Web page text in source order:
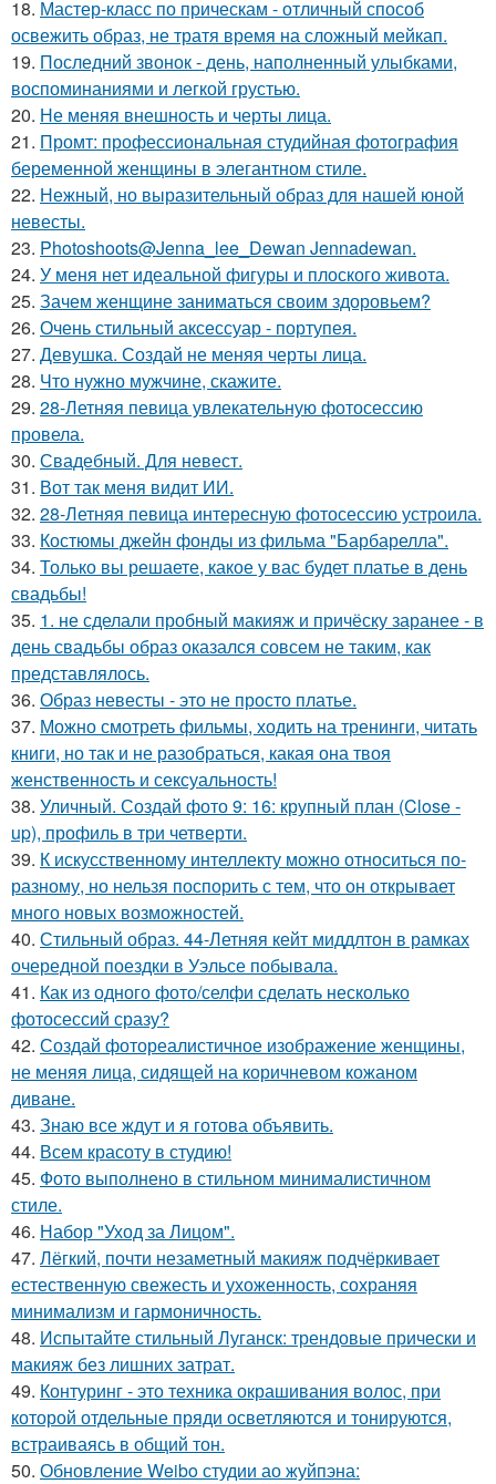
18. Мастер-класс по прическам - отличный способ
освежить образ, не тратя время на сложный мейкап.
19. Последний звонок - день, наполненный улыбками,
воспоминаниями и легкой грустью.
20. Не меняя внешность и черты лица.
21. Промт: профессиональная студийная фотография
беременной женщины в элегантном стиле.
22. Нежный, но выразительный образ для нашей юной
невесты.
23. Photoshoots@Jenna_lee_Dewan Jennadewan.
24. У меня нет идеальной фигуры и плоского живота.
25. Зачем женщине заниматься своим здоровьем?
26. Очень стильный аксессуар - портупея.
27. Девушка. Создай не меняя черты лица.
28. Что нужно мужчине, скажите.
29. 28-Летняя певица увлекательную фотосессию
провела.
30. Свадебный. Для невест.
31. Вот так меня видит ИИ.
32. 28-Летняя певица интересную фотосессию устроила.
33. Костюмы джейн фонды из фильма "Барбарелла".
34. Только вы решаете, какое у вас будет платье в день
свадьбы!
35. 1. не сделали пробный макияж и причёску заранее - в
день свадьбы образ оказался совсем не таким, как
представлялось.
36. Образ невесты - это не просто платье.
37. Можно смотреть фильмы, ходить на тренинги, читать
книги, но так и не разобраться, какая она твоя
женственность и сексуальность!
38. Уличный. Создай фото 9: 16: крупный план (Close -
up), профиль в три четверти.
39. К искусственному интеллекту можно относиться по-
разному, но нельзя поспорить с тем, что он открывает
много новых возможностей.
40. Стильный образ. 44-Летняя кейт миддлтон в рамках
очередной поездки в Уэльсе побывала.
41. Как из одного фото/селфи сделать несколько
фотосессий сразу?
42. Создай фотореалистичное изображение женщины,
не меняя лица, сидящей на коричневом кожаном
диване.
43. Знаю все ждут и я готова объявить.
44. Всем красоту в студию!
45. Фото выполнено в стильном минималистичном
стиле.
46. Набор "Уход за Лицом".
47. Лёгкий, почти незаметный макияж подчёркивает
естественную свежесть и ухоженность, сохраняя
минимализм и гармоничность.
48. Испытайте стильный Луганск: трендовые прически и
макияж без лишних затрат.
49. Контуринг - это техника окрашивания волос, при
которой отдельные пряди осветляются и тонируются,
встраиваясь в общий тон.
50. Обновление Weibo студии ао жуйпэна: